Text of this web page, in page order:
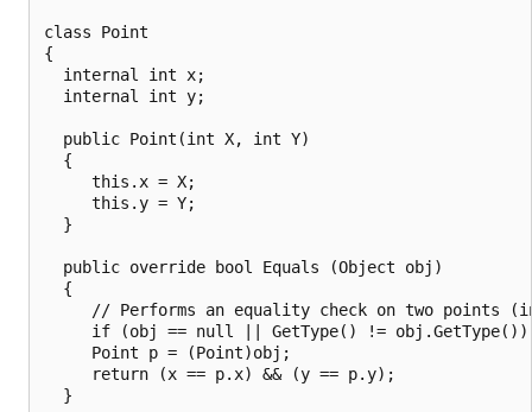
class Point
{
  internal int x;
  internal int y;
  public Point(int X, int Y)
  {
     this.x = X;
     this.y = Y;
  }
  public override bool Equals (Object obj)
  {
// Performs an equality check on two points
if (obj == null || GetType() !=
     Point p = (Point)obj;
     return (x == p.x) && (y == p.y);
  }